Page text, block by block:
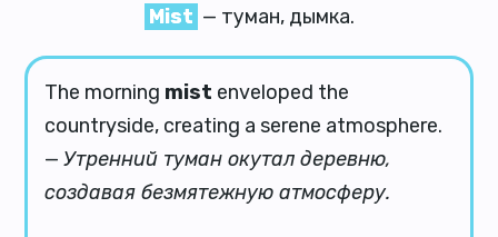
Mist — туман, дымка.
The morning mist enveloped the
countryside, creating a serene atmosphere.
—Утренний туман окутал деревню,
создавая безмятежную атмосферу.